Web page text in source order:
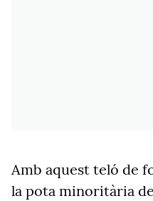
Amb aquest teló de
la pota minoritària